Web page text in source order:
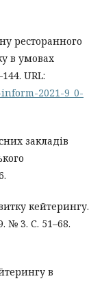
ресторанного
в умовах
URL:
2021-9_0-
закладів
кейтерингу.
№ 3. С. 51–68.
в